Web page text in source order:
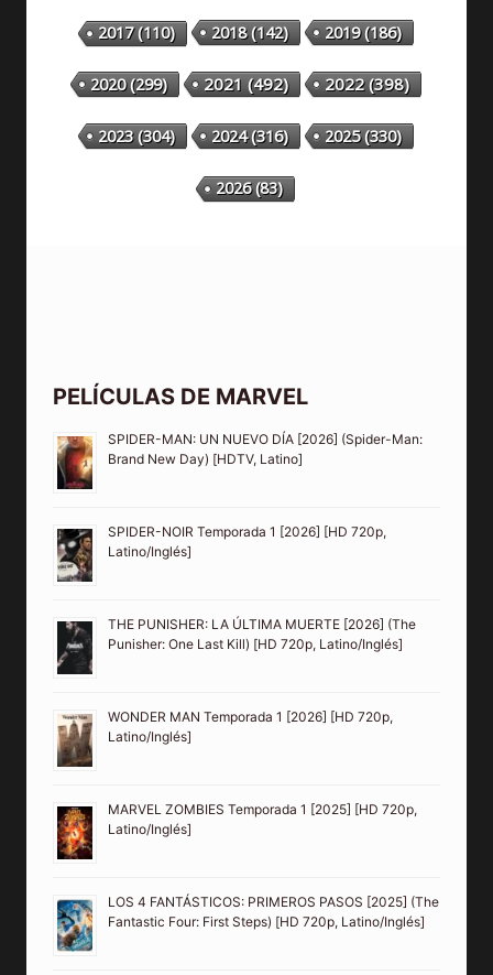
2017(110) 2018(142) 2019(186)
2020(299) 2021(492) 2022(398)
2023(304) 2024(316) 2025(330)
2026(83)
PELÍCULAS DE MARVEL
SPIDER-MAN: UN NUEVO DÍA [2026] (Spider-Man:
Brand New Day) [HDTV, Latino]
SPIDER-NOIR Temporada 1 [2026] [HD 720p,
Latino/Inglés]
THE PUNISHER: LA ÚLTIMA MUERTE [2026] (The
Punisher: One Last Kill) [HD 720p, Latino/Inglés]
WONDER MAN Temporada 1 [2026] [HD 720p,
Latino/Inglés]
MARVEL ZOMBIES Temporada 1 [2025] [HD 720p,
Latino/Inglés]
LOS 4 FANTÁSTICOS: PRIMEROS PASOS [2025] (The
Fantastic Four: First Steps) [HD 720p, Latino/Inglés]